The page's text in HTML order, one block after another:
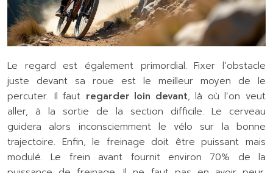
Le regard est également primordial. Fixer l’obstacle
juste devant sa roue est le meilleur moyen de le
percuter. Il faut regarder loin devant, là où l’on veut
aller, à la sortie de la section difficile. Le cerveau
guidera alors inconsciemment le vélo sur la bonne
trajectoire. Enfin, le freinage doit être puissant mais
modulé. Le frein avant fournit environ 70% de la